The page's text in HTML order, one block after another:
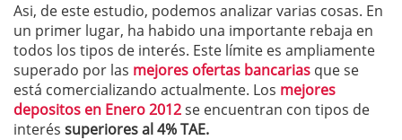
Asi, de este estudio, podemos analizar varias cosas. En
un primer lugar, ha habido una importante rebaja en
todos los tipos de interés. Este límite es ampliamente
superado por las mejores ofertas bancarias que se
está comercializando actualmente. Los mejores
depositos en Enero 2012se encuentran con tipos de
interés superiores al 4% TAE.